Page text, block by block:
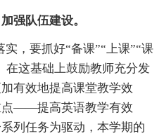
强队伍建设。
，要抓好“备课”“上课”“课
在这基础上鼓励教师充分发
有效地提高课堂教学效
点——提高英语教学有效
列任务为驱动，本学期的